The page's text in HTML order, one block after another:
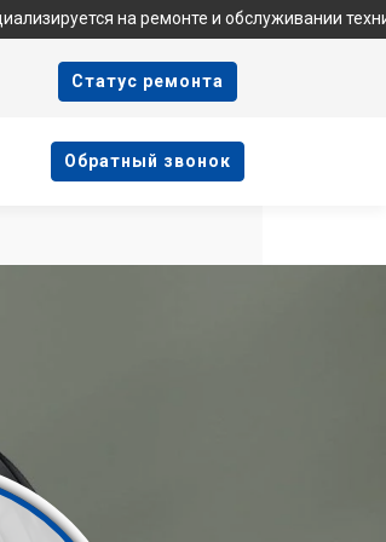
на ремонте и обслуживании техники
Cтатус ремонта
Oбратный звонок